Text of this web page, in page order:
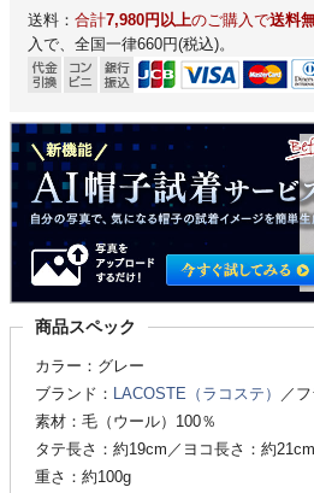
送料： 合計7,980円以上のご購入で送料
入で、全国一律660円(税込)。
商品スペック
カラー：グレー
ブランド：
LACOSTE（ラコステ）
／
素材：毛（ウール）100％
タテ長さ：約19cm／ヨコ長さ：約21cm
重さ：約100g